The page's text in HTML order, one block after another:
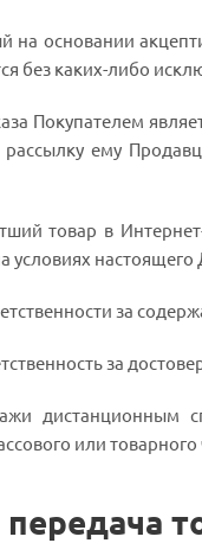
на основании
без каких-либо
Покупателем
ему
товар в
условиях настоящего
за
за
дистанционным
или